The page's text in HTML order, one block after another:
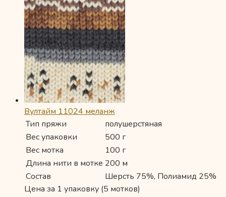
Вултайм 11024 меланж
Тип пряжи
полушерстяная
Вес упаковки
500 г
Вес мотка
100 г
Длина нити в мотке 200 м
Состав
Шерсть 75%, Полиамид 25%
Цена за 1 упаковку (5 мотков)